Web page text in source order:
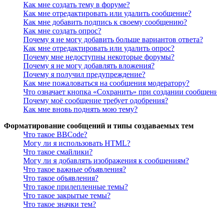
Как мне создать тему в форуме?
Как мне отредактировать или удалить сообщение?
Как мне добавить подпись к своему сообщению?
Как мне создать опрос?
Почему я не могу добавить больше вариантов ответа?
Как мне отредактировать или удалить опрос?
Почему мне недоступны некоторые форумы?
Почему я не могу добавлять вложения?
Почему я получил предупреждение?
Как мне пожаловаться на сообщения модератору?
Что означает кнопка «Сохранить» при создании
Почему моё сообщение требует одобрения?
Как мне вновь поднять мою тему?
Форматирование сообщений и типы создаваемых тем
Что такое BBCode?
Могу ли я использовать HTML?
Что такое смайлики?
Могу ли я добавлять изображения к сообщениям?
Что такое важные объявления?
Что такое объявления?
Что такое прилепленные темы?
Что такое закрытые темы?
Что такое значки тем?